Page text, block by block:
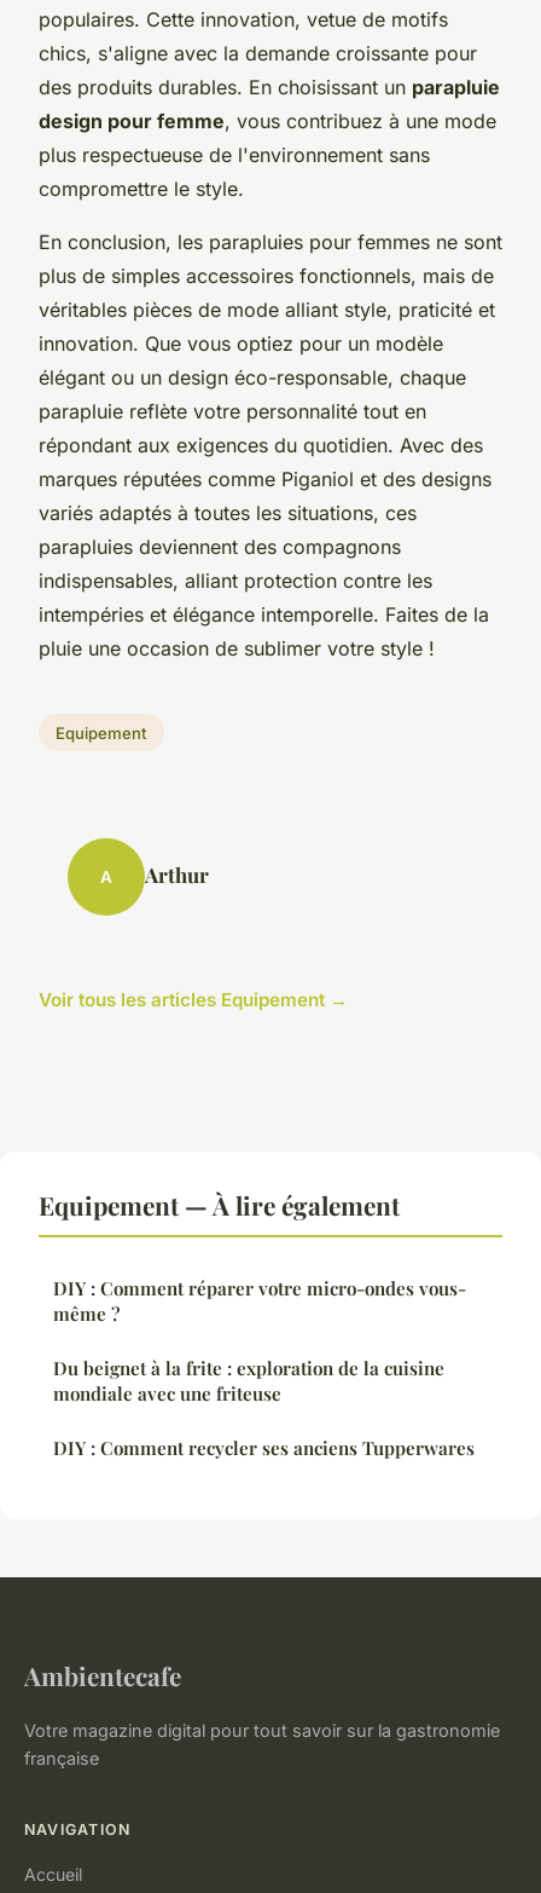
populaires. Cette innovation, vetue de motifs
chics, s'aligne avec la demande croissante pour
des produits durables. En choisissant un parapluie
design pour femme, vous contribuez à une mode
plus respectueuse de l'environnement sans
compromettre le style.
En conclusion, les parapluies pour femmes ne sont
plus de simples accessoires fonctionnels, mais de
véritables pièces de mode alliant style, praticité et
innovation. Que vous optiez pour un modèle
élégant ou un design éco-responsable, chaque
parapluie reflète votre personnalité tout en
répondant aux exigences du quotidien. Avec des
marques réputées comme Piganiol et des designs
variés adaptés à toutes les situations, ces
parapluies deviennent des compagnons
indispensables, alliant protection contre les
intempéries et élégance intemporelle. Faites de la
pluie une occasion de sublimer votre style !
Equipement
A Arthur
Voir tous les articles Equipement →
Equipement — À lire également
DIY : Comment réparer votre micro-ondes vous-
même ?
Du beignet à la frite : exploration de la cuisine
mondiale avec une friteuse
DIY : Comment recycler ses anciens Tupperwares
Ambientecafe
Votre magazine digital pour tout savoir sur la gastronomie
française
NAVIGATION
Accueil